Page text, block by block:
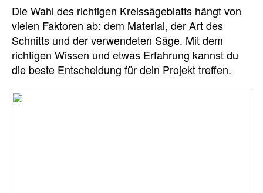
Die Wahl des richtigen Kreissägeblatts hängt von
vielen Faktoren ab: dem Material, der Art des
Schnitts und der verwendeten Säge. Mit dem
richtigen Wissen und etwas Erfahrung kannst du
die beste Entscheidung für dein Projekt treffen.